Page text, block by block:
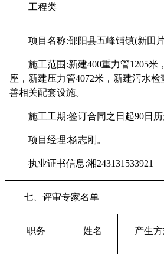
工程类
项目 名称:邵阳县五峰铺镇(新田
施工范围 :新建400重力管1205
座，新建压力管4072米，新建污水
善相关配套设施。
施工工期:签订合同之日起90日历
项目经理:杨志刚。
执业证书信息:湘243131533921
七、 评审专家名单
职务 姓名 产生